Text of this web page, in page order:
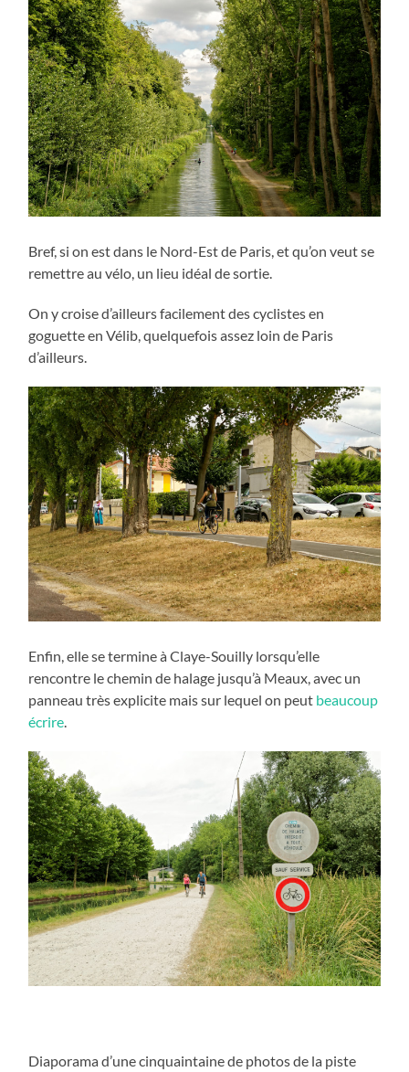
Bref, si on est dans le Nord-Est de Paris, et qu’on veut se
remettre au vélo, un lieu idéal de sortie.
On y croise d’ailleurs facilement des cyclistes en
goguette en Vélib, quelquefois assez loin de Paris
d’ailleurs.
Enfin, elle se termine à Claye-Souilly lorsqu’elle
rencontre le chemin de halage jusqu’à Meaux, avec un
panneau très explicite mais sur lequel on peut beaucoup
écrire
Diaporama d’une cinquaintaine de photos de la piste